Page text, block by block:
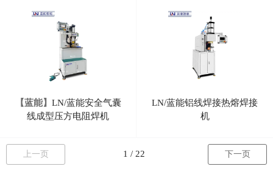
【蓝能】 LN/蓝能安全气囊
线成型压方电阻焊机
LN/蓝能铝线焊接热熔焊接
机
上一页 下一页